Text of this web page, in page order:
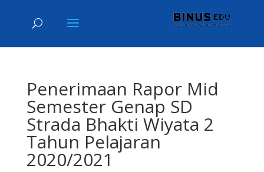
Penerimaan Rapor Mid
Semester Genap SD
Strada Bhakti Wiyata 2
Tahun Pelajaran
2020/2021